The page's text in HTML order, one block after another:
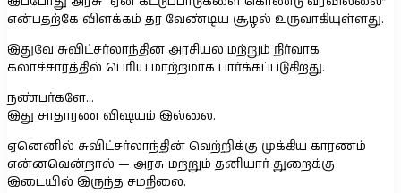
என்பதற்கே விளக்கம் தர வேண்டிய சூழல் உருவாகியுள்ளது.
இதுவே சுவிட்சர்லாந்தின் அரசியல் மற்றும் நிர்வாக
கலாச்சாரத்தில் பெரிய மாற்றமாக பார்க்கப்படுகிறது.
நண்பர்களே…
இது சாதாரண விஷயம் இல்லை.
ஏனெனில் சுவிட்சர்லாந்தின் வெற்றிக்கு முக்கிய காரணம்
என்னவென்றால் — அரசு மற்றும் தனியார் துறைக்கு
இடையில் இருந்த சமநிலை.